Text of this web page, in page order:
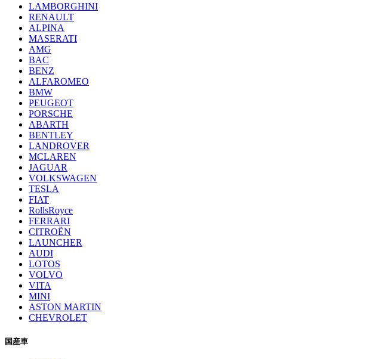
LAMBORGHINI
RENAULT
ALPINA
MASERATI
AMG
BAC
BENZ
ALFAROMEO
BMW
PEUGEOT
PORSCHE
ABARTH
BENTLEY
LANDROVER
MCLAREN
JAGUAR
VOLKSWAGEN
TESLA
FIAT
RollsRoyce
FERRARI
CITROËN
LAUNCHER
AUDI
LOTOS
VOLVO
VITA
MINI
ASTON MARTIN
CHEVROLET
国産車